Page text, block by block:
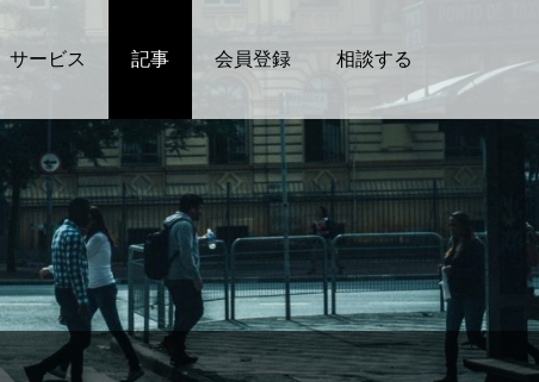
サービス 記事 会員登録 相談する